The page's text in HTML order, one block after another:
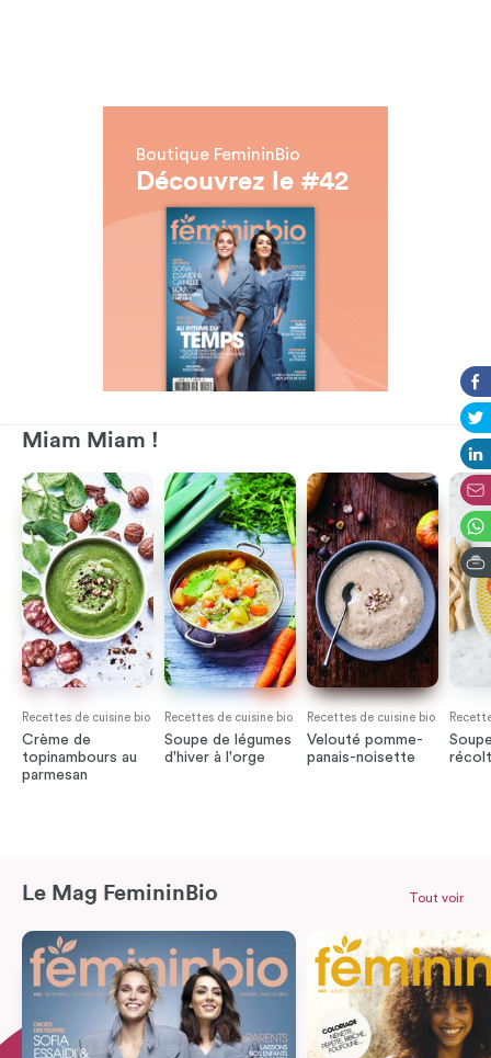
Boutique FemininBio
Découvrez le #42
Miam Miam !
Recettes de cuisine bio
Crème de
topinambours au
parmesan
Recettes de cuisine bio
Soupe de légumes
d'hiver à l'orge
Recettes de cuisine bio
Velouté pomme-
panais-noisette
Le Mag FemininBio Tout voir